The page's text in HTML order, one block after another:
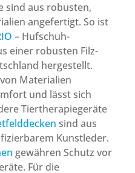
sind aus robusten,
angefertigt. So ist
– Hufschuh-
einer robusten Filz-
hergestellt.
Materialien
und lässt sich
Tiertherapiegeräte
sind aus
Kunstleder.
gewähren Schutz vor
Für die